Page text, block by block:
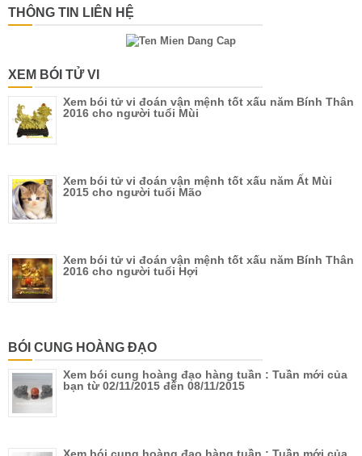
THÔNG TIN LIÊN HỆ
XEM BÓI TỬ VI
Xem bói tử vi đoán vận mệnh tốt xấu năm Bính Thân
2016 cho người tuổi Mùi
Xem bói tử vi đoán vận mệnh tốt xấu năm Ất Mùi
2015 cho người tuổi Mão
Xem bói tử vi đoán vận mệnh tốt xấu năm Bính Thân
2016 cho người tuổi Hợi
BÓI CUNG HOÀNG ĐẠO
Xem bói cung hoàng đạo hàng tuần : Tuần mới của
bạn từ 02/11/2015 đến 08/11/2015